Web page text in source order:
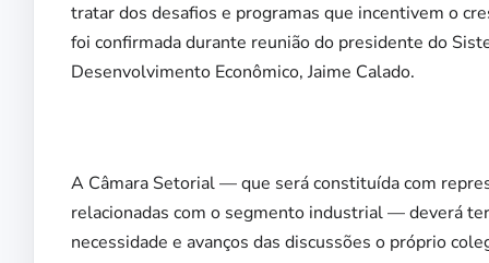
tratar dos desafios e programas que incentivem o
foi confirmada durante reunião do presidente do
Desenvolvimento Econômico, Jaime Calado.
A Câmara Setorial — que será constituída com
relacionadas com o segmento industrial — deverá
necessidade e avanços das discussões o próprio